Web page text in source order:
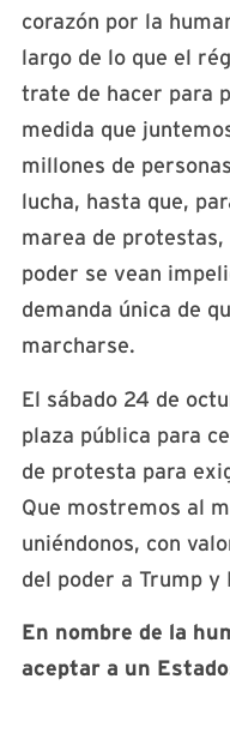
corazón por la
largo de lo que el
trate de hacer para
medida que
millones de
lucha, hasta que,
marea de protestas,
poder se vean
demanda única de
marcharse.
El sábado 24 de
plaza pública para
de protesta para
Que mostremos al
uniéndonos, con
del poder a Trump y
En nombre de la
aceptar a un